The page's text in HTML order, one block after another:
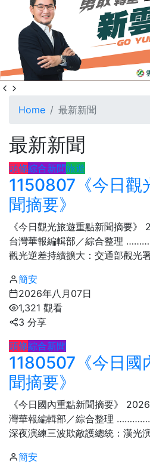
Home 最新新聞
最新新聞
頭條綜合新聞旅遊
1150807《今日觀
聞摘要》
《今日觀光旅遊重點新聞摘要》
台灣華報編輯部／綜合整理
觀光逆差持續擴大：交通部觀光
簡安
2026年八月07日
1,321 觀看
3 分享
頭條綜合新聞
1180507《今日國
聞摘要》
《今日國內重點新聞摘要》
灣華報編輯部／綜合整理
深夜演練三波欺敵護總統：​漢光
簡安